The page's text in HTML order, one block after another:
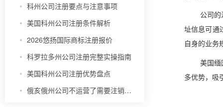
科州公司注册要点与注意事项
美国科州公司注册条件解析
2026悠扬国际商标注册报价
科罗拉多州公司注册完整实操指南
美国科州公司注册优势盘点
俄亥俄州公司不运营了需要注销吗？
公司
址信息可通
自身的业务
美国缅
多优势，吸